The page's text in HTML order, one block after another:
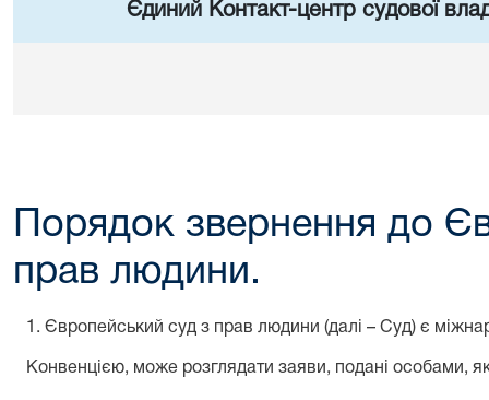
Єдиний Контакт-центр судової
Порядок звернення до
прав людини.
1. Європейський суд з прав людини (далі – Суд) є
Конвенцією, може розглядати заяви, подані особами,